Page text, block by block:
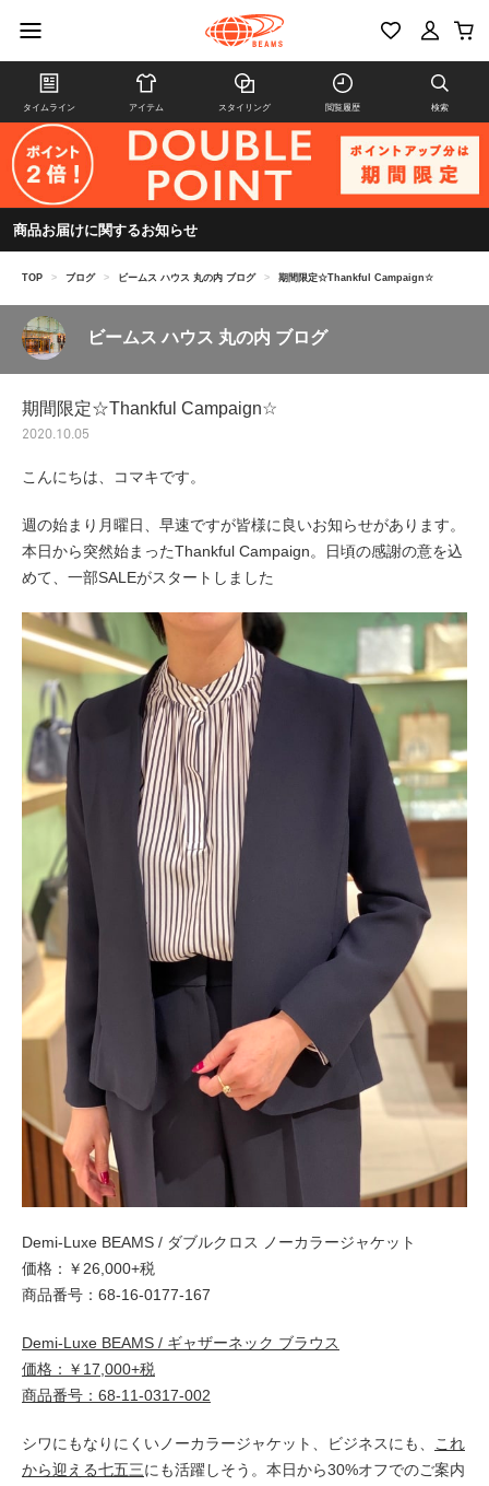
タイムライン アイテム スタイリング 閲覧履歴 検索
商品お届けに関するお知らせ
TOP > ブログ > ビームス ハウス 丸の内 ブログ > 期間限定☆Thankful Campaign☆
ビームス ハウス 丸の内 ブログ
期間限定☆Thankful Campaign☆
2020.10.05
こんにちは、コマキです。
週の始まり月曜日、早速ですが皆様に良いお知らせがあります。
本日から突然始まったThankful Campaign。
日頃の感謝の意を込
めて、一部SALEがスタートしました
Demi-Luxe BEAMS / ダブルクロス ノーカラージャケット
価格：￥26,000+税
商品番号：68-16-0177-167
Demi-Luxe BEAMS / ギャザーネック ブラウス
価格：￥17,000+税
商品番号：68-11-0317-002
シワにもなりにくいノーカラージャケット、ビジネスにも、 これ
から迎える七五三にも活躍しそう。本日から30%オフでのご案内